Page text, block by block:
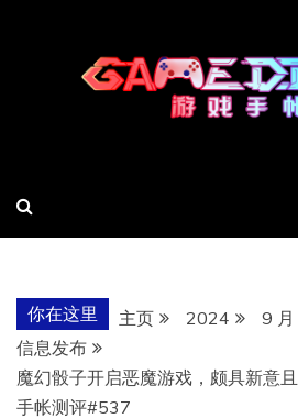
你在这里 主页 2024 9 月
信息发布
魔幻骰子开启恶魔游戏，颇具新意
手帐测评#537